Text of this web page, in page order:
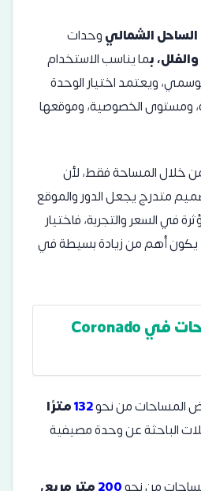
الشماليوحدات
بما يناسب الاستخدام
ويعتمد اختيار الوحدة
ومستوى الخصوصية، وموقعها
خلال المساحة فقط، لأن
متدرج يجعل الدور والموقع
في السعر والتجربة، فاختيار
يكون أهم من زيادة بسيطة في
تفاصيل المساحات في Coronado
المساحات من نحو132مترًا
الباحثة عن وحدة مصيفية